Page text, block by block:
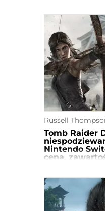
Russell
Tomb Raider
Nintendo
cena,